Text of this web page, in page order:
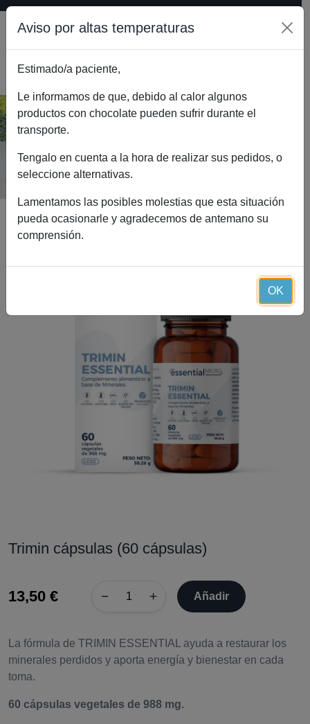
Trimin cápsulas (60 cápsulas)
Inicio Catálogo Trimin cápsulas (60 cápsulas)
Trimin cápsulas (60 cápsulas)
13,50 € − + Añadir
La fórmula de TRIMIN ESSENTIAL ayuda a restaurar los
minerales perdidos y aporta energía y bienestar en cada
toma.
60 cápsulas vegetales de 988 mg.
Aviso por altas temperaturas
Estimado/a paciente,
Le informamos de que, debido al calor algunos
productos con chocolate pueden sufrir durante el
transporte.
Tengalo en cuenta a la hora de realizar sus pedidos, o
seleccione alternativas.
Lamentamos las posibles molestias que esta situación
pueda ocasionarle y agradecemos de antemano su
comprensión.
OK